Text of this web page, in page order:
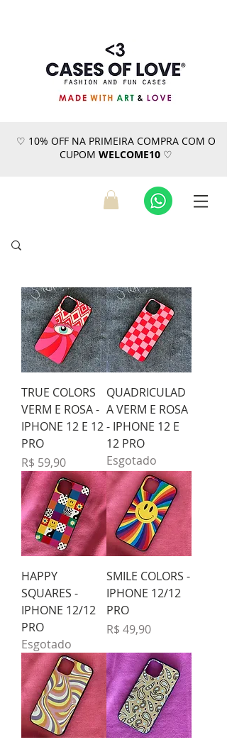
♡ 10% OFF NA PRIMEIRA COMPRA COM O
CUPOM WELCOME10♡
TRUE COLORS
VERM E ROSA -
IPHONE 12 E 12
PRO
Preço
R$ 59,90
QUADRICULAD
A VERM E ROSA
- IPHONE 12 E
12 PRO
Esgotado
HAPPY
SQUARES -
IPHONE 12/12
PRO
Esgotado
SMILE COLORS -
IPHONE 12/12
PRO
Preço
R$ 49,90